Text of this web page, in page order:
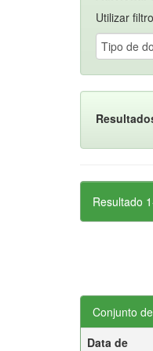
Utilizar
Resultado
Conjunto
Data de